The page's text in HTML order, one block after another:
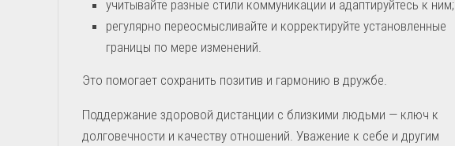
учитывайте разные стили коммуникации и адаптируйтесь к ним;
регулярно переосмысливайте и корректируйте установленные
границы по мере изменений.
Это помогает сохранить позитив и гармонию в дружбе.
Поддержание здоровой дистанции с близкими людьми — ключ к
долговечности и качеству отношений. Уважение к себе и другим